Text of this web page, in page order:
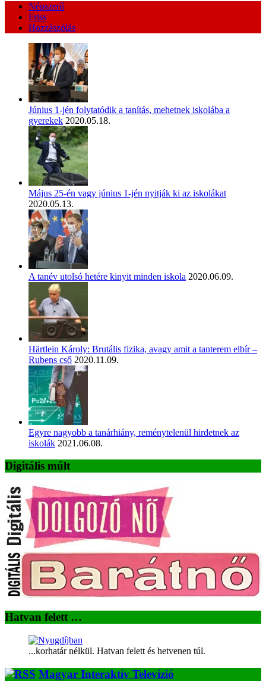
Népszerű
Friss
Hozzászólás
Június 1-jén folytatódik a tanítás, mehetnek iskolába a
gyerekek 2020.05.18.
Május 25-én vagy június 1-jén nyitják ki az iskolákat
2020.05.13.
A tanév utolsó hetére kinyit minden iskola 2020.06.09.
Härtlein Károly: Brutális fizika, avagy amit a tanterem elbír –
Rubens cső 2020.11.09.
Egyre nagyobb a tanárhiány, reménytelenül hirdetnek az
iskolák 2021.06.08.
Digitális múlt
Hatvan felett …
...korhatár nélkül. Hatvan felett és hetvenen túl.
Magyar Interaktív Televízió